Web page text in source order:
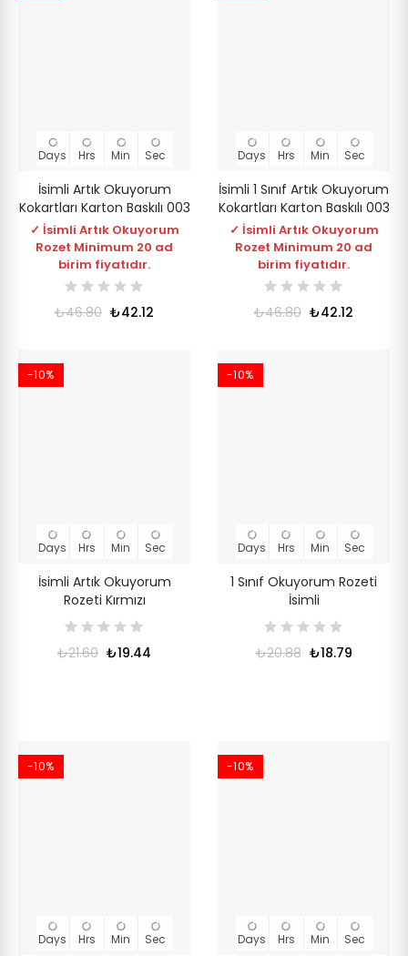
Days Hrs Min Sec
İsimli Artık Okuyorum
Kokartları Karton Baskılı 003
✓ İsimli Artık Okuyorum
Rozet Minimum 20 ad
birim fiyatıdır.
₺46.80 ₺42.12
Days Hrs Min Sec
İsimli 1 Sınıf Artık Okuyorum
Kokartları Karton Baskılı 003
✓ İsimli Artık Okuyorum
Rozet Minimum 20 ad
birim fiyatıdır.
₺46.80 ₺42.12
-10%
Days Hrs Min Sec
İsimli Artık Okuyorum
Rozeti Kırmızı
₺21.60 ₺19.44
-10%
Days Hrs Min Sec
1 Sınıf Okuyorum Rozeti
İsimli
₺20.88 ₺18.79
-10%
Days Hrs Min Sec
-10%
Days Hrs Min Sec